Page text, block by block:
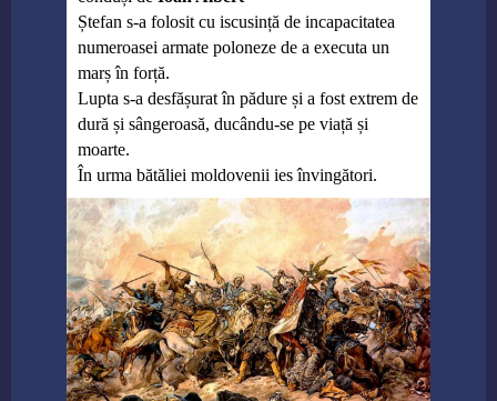
Ștefan s-a folosit cu iscusință de incapacitatea
numeroasei armate poloneze de a executa un
marș în forță.
Lupta s-a desfășurat în pădure și a fost extrem de
dură și sângeroasă, ducându-se pe viață și
moarte.
În urma bătăliei moldovenii ies învingători.